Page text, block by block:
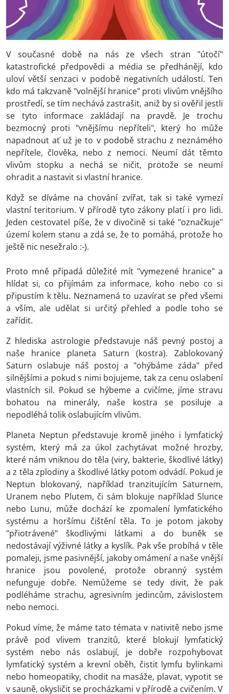
V současné době na nás ze všech stran "útočí"
katastrofické předpovědi a média se předhánějí, kdo
uloví větší senzaci v podobě negativních událostí. Ten
kdo má takzvaně "volnější hranice" proti vlivům vnějšího
prostředí, se tím nechává zastrašit, aniž by si ověřil jestli
se tyto informace zakládají na pravdě. Je trochu
bezmocný proti "vnějšímu nepříteli", který ho může
napadnout ať už je to v podobě strachu z neznámého
nepřítele, člověka, nebo z nemoci. Neumí dát těmto
vlivům stopku a nechá se ničit, protože se neumí
ohradit a nastavit si vlastní hranice.
Když se díváme na chování zvířat, tak si také vymezí
vlastní teritorium. V přírodě tyto zákony platí i pro lidi.
Jeden cestovatel píše, že v divočině si také "označkuje"
území kolem stanu a zdá se, že to pomáhá, protože ho
ještě nic nesežralo :-).
Proto mně připadá důležité mít "vymezené hranice" a
hlídat si, co přijímám za informace, koho nebo co si
připustím k tělu. Neznamená to uzavírat se před všemi
a vším, ale udělat si určitý přehled a podle toho se
zařídit.
Z hlediska astrologie představuje náš pevný postoj a
naše hranice planeta Saturn (kostra). Zablokovaný
Saturn oslabuje náš postoj a "ohýbáme záda" před
silnějšími a pokud s nimi bojujeme, tak za cenu oslabení
vlastních sil. Pokud se hýbeme a cvičíme, jíme stravu
bohatou na minerály, naše kostra se posiluje a
nepodléhá tolik oslabujícím vlivům.
Planeta Neptun představuje kromě jiného i lymfatický
systém, který má za úkol zachytávat možné hrozby,
které nám vniknou do těla (viry, bakterie, škodlivé látky)
a z těla zplodiny a škodlivé látky potom odvádí. Pokud je
Neptun blokovaný, například tranzitujícím Saturnem,
Uranem nebo Plutem, či sám blokuje například Slunce
nebo Lunu, může dochází ke zpomalení lymfatického
systému a horšímu čištění těla. To je potom jakoby
"přiotrávené" škodlivými látkami a do buněk se
nedostávají výživné látky a kyslík. Pak vše probíhá v těle
pomaleji, jsme pasivnější, jakoby omámení a naše vnější
hranice jsou povolené, protože obranný systém
nefunguje dobře. Nemůžeme se tedy divit, že pak
podléháme strachu, agresivním jedincům, závislostem
nebo nemoci.
Pokud víme, že máme tato témata v nativitě nebo jsme
právě pod vlivem tranzitů, které blokují lymfatický
systém nebo nás oslabují, je dobře rozpohybovat
lymfatický systém a krevní oběh, čistit lymfu bylinkami
nebo homeopatiky, chodit na masáže, plavat, vypotit se
v sauně, okysličit se procházkami v přírodě a cvičením. V